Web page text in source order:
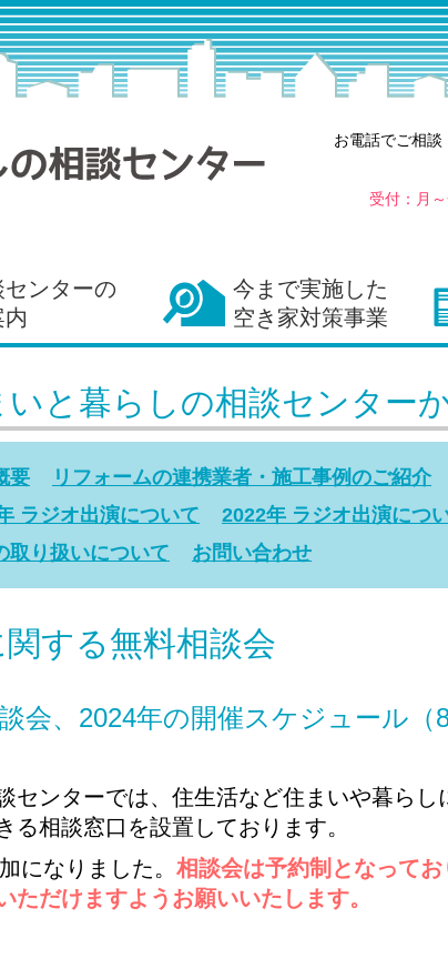
お電話でご相談
受付： 月
センターの
内
今まで実施した
空き家対策事業
いと暮らしの相談センター
要
リフォームの連携業者・施工事例のご紹介
ラジオ出演について 2022年 ラジオ出演につ
取り扱いについて お問い合わせ
する無料相談会
会、2024年の開催スケジュール（
センターでは、住生活など住まいや暮らし
相談窓口を設置しております。
になりました。 相談会は予約制となって
だけますようお願いいたします。